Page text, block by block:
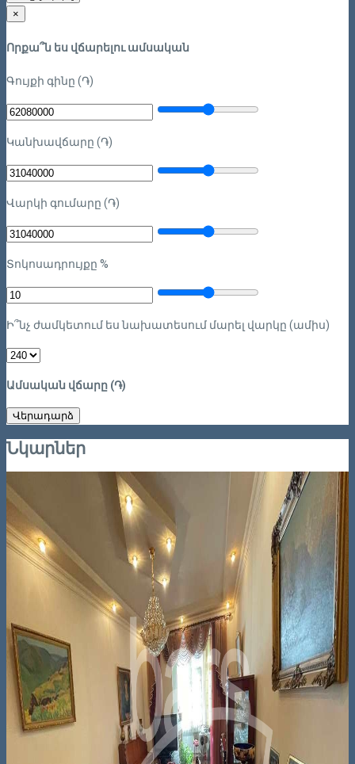
×
Որքա՞ն ես վճարելու ամսական
Գույքի գինը (֏)
Կանխավճարը (֏)
Վարկի գումարը (֏)
Տոկոսադրույքը %
Ի՞նչ ժամկետում ես նախատեսում մարել վարկը (ամիս)
Ամսական վճարը (֏)
Վերադարձ
Նկարներ